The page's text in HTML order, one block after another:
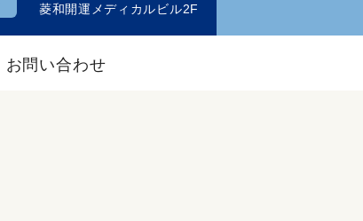
菱和開運メディカルビル2F
お問い合わせ